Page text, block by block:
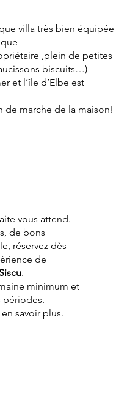
vous attend.
de bons
réservez dès
de
.
minimum et
périodes.
savoir plus.
villa très bien équipée
,plein de petites
biscuits…)
et l’île d’Elbe est
de marche de la maison!